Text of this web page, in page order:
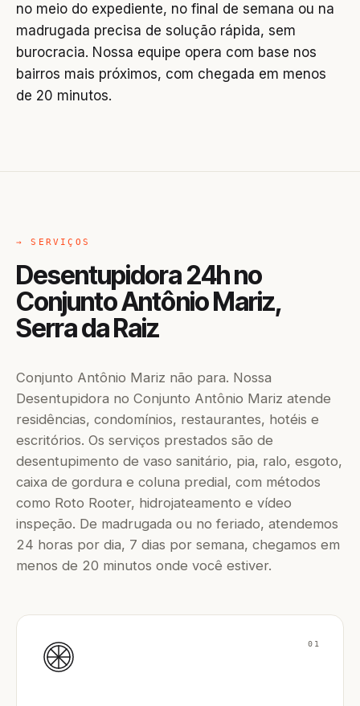
no meio do expediente, no final de semana ou na
madrugada precisa de solução rápida, sem
burocracia. Nossa equipe opera com base nos
bairros mais próximos, com chegada em menos
de 20 minutos.
→ SERVIÇOS
Desentupidora 24h no
Conjunto Antônio Mariz,
Serra da Raiz
Conjunto Antônio Mariz não para. Nossa
Desentupidora no Conjunto Antônio Mariz atende
residências, condomínios, restaurantes, hotéis e
escritórios. Os serviços prestados são de
desentupimento de vaso sanitário, pia, ralo, esgoto,
caixa de gordura e coluna predial, com métodos
como Roto Rooter, hidrojateamento e vídeo
inspeção. De madrugada ou no feriado, atendemos
24 horas por dia, 7 dias por semana, chegamos em
menos de 20 minutos onde você estiver.
01